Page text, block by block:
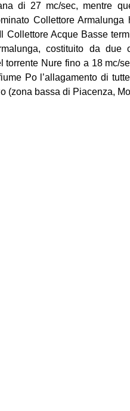
di 27 mc/sec, mentre
Collettore
Collettore Acque Basse
costituito da due
Nure fino a 18 mc/
Po l’allagamento di
(zona bassa di Piacenza,